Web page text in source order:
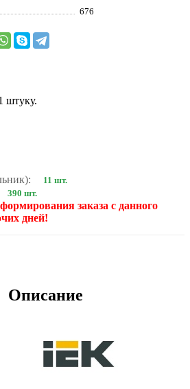
676
штуку.
11 шт.
390 шт.
заказа с данного
дней!
Описание